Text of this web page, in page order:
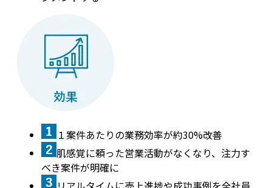
１案件あたりの業務効率が約30%改善
肌感覚に頼った営業活動がなくなり、注力す
べき案件が明確に